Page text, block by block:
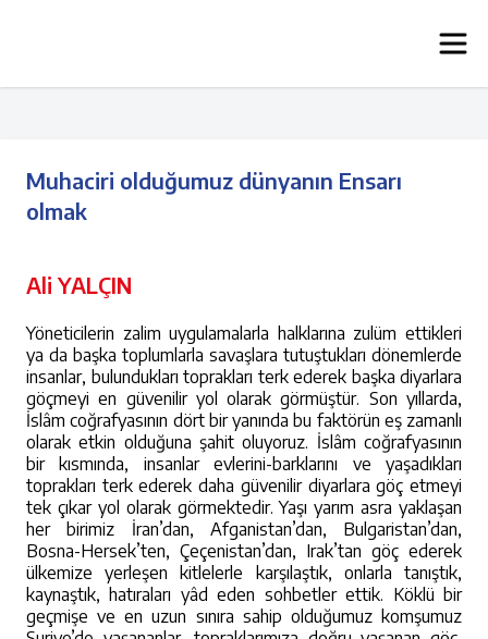
Muhaciri olduğumuz dünyanın Ensarı
olmak
Ali YALÇIN
Yöneticilerin zalim uygulamalarla halklarına zulüm ettikleri
ya da başka toplumlarla savaşlara tutuştukları dönemlerde
insanlar, bulundukları toprakları terk ederek başka diyarlara
göçmeyi en güvenilir yol olarak görmüştür. Son yıllarda,
İslâm coğrafyasının dört bir yanında bu faktörün eş zamanlı
olarak etkin olduğuna şahit oluyoruz. İslâm coğrafyasının
bir kısmında, insanlar evlerini-barklarını ve yaşadıkları
toprakları terk ederek daha güvenilir diyarlara göç etmeyi
tek çıkar yol olarak görmektedir. Yaşı yarım asra yaklaşan
her birimiz İran’dan, Afganistan’dan, Bulgaristan’dan,
Bosna-Hersek’ten, Çeçenistan’dan, Irak’tan göç ederek
ülkemize yerleşen kitlelerle karşılaştık, onlarla tanıştık,
kaynaştık, hatıraları yâd eden sohbetler ettik. Köklü bir
geçmişe ve en uzun sınıra sahip olduğumuz komşumuz